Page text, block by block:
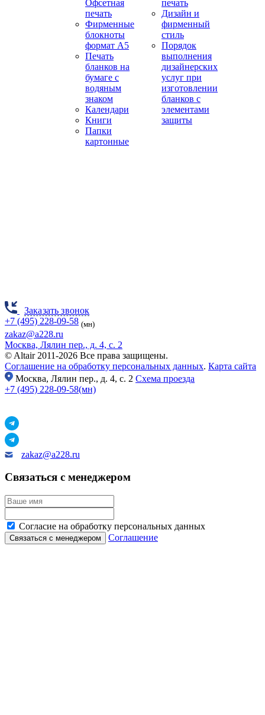
Офсетная
печать
Фирменные
блокноты
формат А5
Печать
бланков на
бумаге с
водяным
знаком
Календари
Книги
Папки
картонные
печать
Дизайн и
фирменный
стиль
Порядок
выполнения
дизайнерских
услуг при
изготовлении
бланков с
элементами
защиты
Заказать звонок
+7 (495) 228-09-58 (мн)
zakaz@a228.ru
Москва, Лялин пер., д. 4, с. 2
© Altair 2011-2026 Все права защищены.
Соглашение на обработку персональных данных. Карта сайта
Москва, Лялин пер., д. 4, с. 2 Схема проезда
+7 (495) 228-09-58(мн)
zakaz@a228.ru
Связаться с менеджером
Согласие на обработку персональных данных
Соглашение